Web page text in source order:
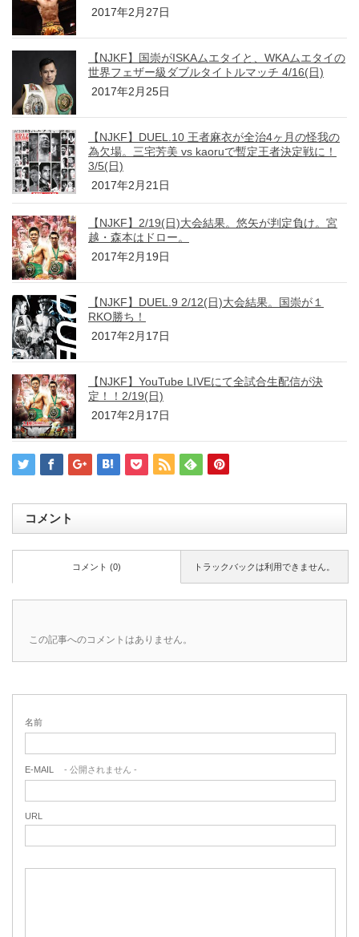
2017年2月27日
【NJKF】国崇がISKAムエタイと、WKAムエタイの
世界フェザー級ダブルタイトルマッチ 4/16(日)
2017年2月25日
【NJKF】DUEL.10 王者麻衣が全治4ヶ月の怪我の
為欠場。三宅芳美 vs kaoruで暫定王者決定戦に！
3/5(日)
2017年2月21日
【NJKF】2/19(日)大会結果。悠矢が判定負け。宮
越・森本はドロー。
2017年2月19日
【NJKF】DUEL.9 2/12(日)大会結果。国崇が１
RKO勝ち！
2017年2月17日
【NJKF】YouTube LIVEにて全試合生配信が決
定！！2/19(日)
2017年2月17日
コメント
トラックバックは利用できません。
コメント (0)
この記事へのコメントはありません。
名前
E-MAIL - 公開されません -
URL